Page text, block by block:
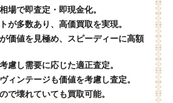
場で即査定・即現金化。
が多数あり、高価買取を実現。
価値を見極め、スピーディーに高額
慮し需要に応じた適正査定。
ィンテージも価値を考慮し査定。
で壊れていても買取可能。